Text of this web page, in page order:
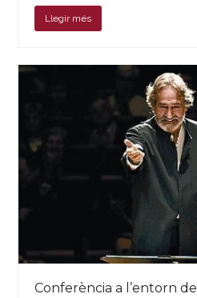
Llegir més
Conferència a l’entorn de